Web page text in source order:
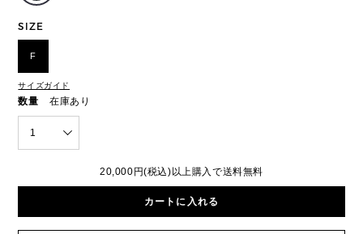
SIZE
F
サイズガイド
数量 在庫あり
1
20,000円(税込)以上購入で送料無料
カートに入れる